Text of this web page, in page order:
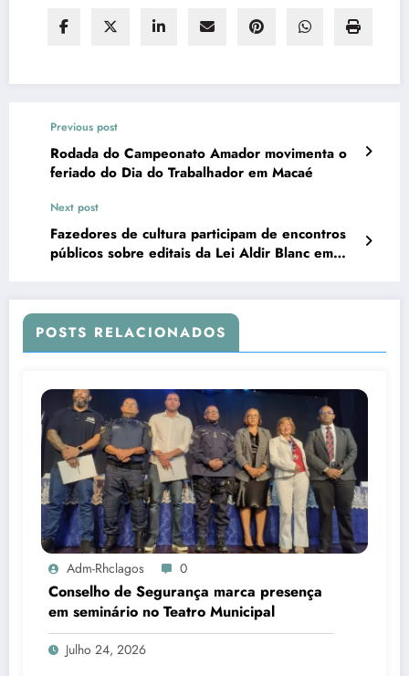
Previous post
Rodada do Campeonato Amador movimenta o
feriado do Dia do Trabalhador em Macaé
Next post
Fazedores de cultura participam de encontros
públicos sobre editais da Lei Aldir Blanc em
POSTS RELACIONADOS
Adm-Rhclagos 0
Conselho de Segurança marca presença
em seminário no Teatro Municipal
Julho 24, 2026